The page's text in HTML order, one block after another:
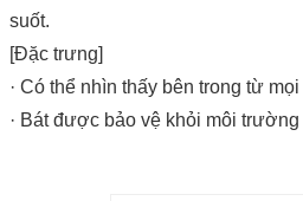
suốt.
[Đặc trưng]
· Có thể nhìn thấy bên trong từ
· Bát được bảo vệ khỏi môi